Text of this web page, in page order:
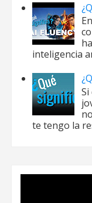
inteligencia
te tengo la